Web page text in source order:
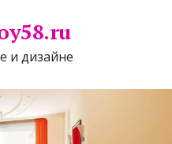
и дизайне